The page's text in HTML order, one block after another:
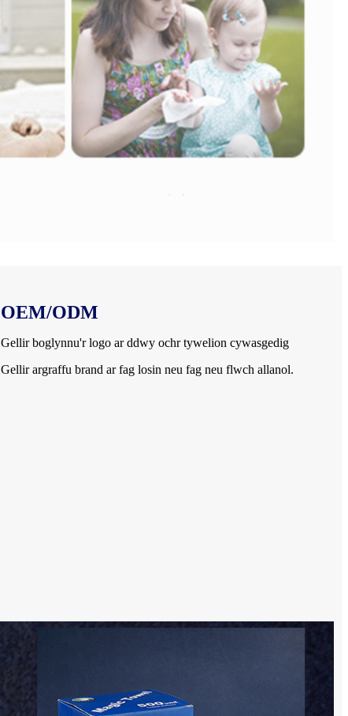
OEM/ODM
Gellir boglynnu'r logo ar ddwy ochr tywelion cywasgedig
Gellir argraffu brand ar fag losin neu fag neu flwch allanol.